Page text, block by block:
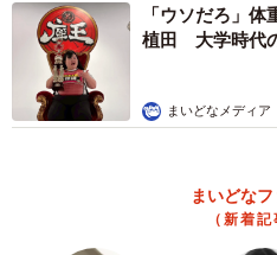
となり、服装・身だしなみの
に影響する可能性がうかがえ
「ウソだろ」
植田 大学時代
まいどなメディア
まいどな
（新着記